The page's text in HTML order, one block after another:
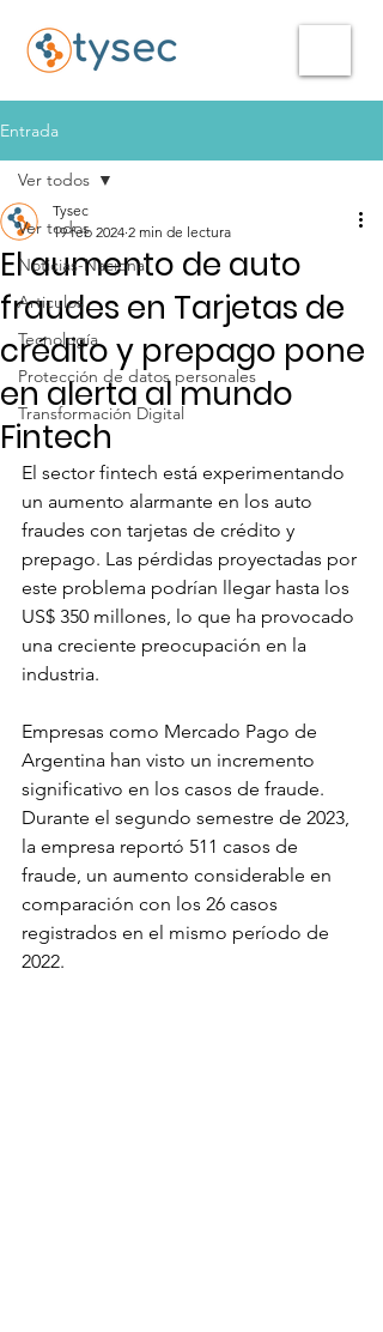
Entrada
Ver todos
Noticias-Nacional
Articulos
Tecnología
Protección de datos personales
Transformación Digital
Ver todos
El aumento de auto
fraudes en Tarjetas de
crédito y prepago pone
en alerta al mundo
Fintech
Tysec
19 feb 2024 2 min de lectura
El sector fintech está experimentando
un aumento alarmante en los auto
fraudes con tarjetas de crédito y
prepago. Las pérdidas proyectadas por
este problema podrían llegar hasta los
US$ 350 millones, lo que ha provocado
una creciente preocupación en la
industria.
Empresas como Mercado Pago de
Argentina han visto un incremento
significativo en los casos de fraude.
Durante el segundo semestre de 2023,
la empresa reportó 511 casos de
fraude, un aumento considerable en
comparación con los 26 casos
registrados en el mismo período de
2022.